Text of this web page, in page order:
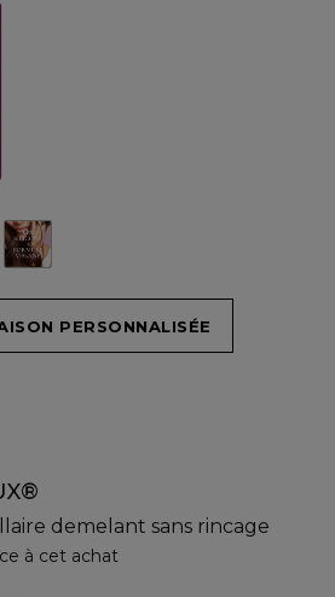
PERSONNALISÉE
demelant sans rincage
à cet achat